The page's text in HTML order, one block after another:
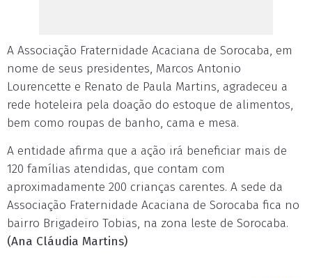
A Associação Fraternidade Acaciana de Sorocaba, em
nome de seus presidentes, Marcos Antonio
Lourencette e Renato de Paula Martins, agradeceu a
rede hoteleira pela doação do estoque de alimentos,
bem como roupas de banho, cama e mesa.
A entidade afirma que a ação irá beneficiar mais de
120 famílias atendidas, que contam com
aproximadamente 200 crianças carentes. A sede da
Associação Fraternidade Acaciana de Sorocaba fica no
bairro Brigadeiro Tobias, na zona leste de Sorocaba.
(Ana Cláudia Martins)